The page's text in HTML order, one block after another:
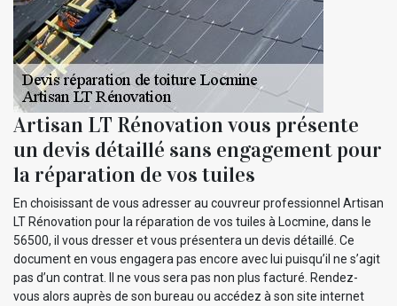
Artisan LT Rénovation vous présente
un devis détaillé sans engagement pour
la réparation de vos tuiles
En choisissant de vous adresser au couvreur professionnel Artisan
LT Rénovation pour la réparation de vos tuiles à Locmine, dans le
56500, il vous dresser et vous présentera un devis détaillé. Ce
document en vous engagera pas encore avec lui puisqu’il ne s’agit
pas d’un contrat. Il ne vous sera pas non plus facturé. Rendez-
vous alors auprès de son bureau ou accédez à son site internet